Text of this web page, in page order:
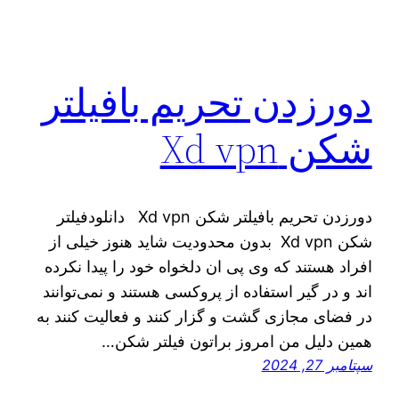
دورزدن تحریم بافیلتر
شکن Xd vpn
دورزدن تحریم بافیلتر شکن Xd vpn دانلودفیلتر
شکن Xd vpn بدون‌ محدودیت شاید هنوز خیلی از
افراد هستند که وی پی ان دلخواه خود را پیدا نکرده
اند و در گیر استفاده از پروکسی هستند و نمی‌توانند
در فضای مجازی گشت و گزار کنند و فعالیت کنند به
همین دلیل من امروز براتون فیلتر شکن…
سپتامبر 27, 2024